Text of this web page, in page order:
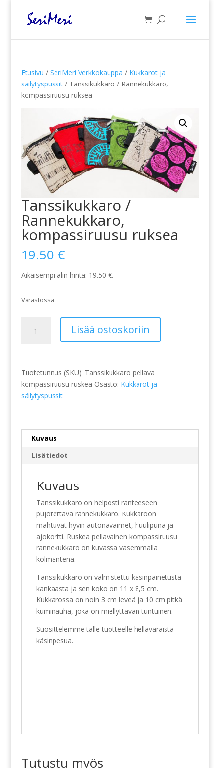
Etusivu / SeriMeri Verkkokauppa / Kukkarot ja
säilytyspussit/ Tanssikukkaro / Rannekukkaro,
kompassiruusu ruksea
Tanssikukkaro /
Rannekukkaro,
kompassiruusu ruksea
19.50 €
Aikaisempi alin hinta: 19.50 €.
Varastossa
Rannekukkaro,
Lisää ostoskoriin
Tuotetunnus (SKU): Tanssikukkaro pellava
kompassiruusu ruskea Osasto: Kukkarot ja
säilytyspussit
Kuvaus
Lisätiedot
Kuvaus
Tanssikukkaro on helposti ranteeseen
pujotettava rannekukkaro. Kukkaroon
mahtuvat hyvin autonavaimet, huulipuna ja
ajokortti. Ruskea pellavainen kompassiruusu
rannekukkaro on kuvassa vasemmalla
kolmantena.
Tanssikukkaro on valmistettu käsinpainetusta
kankaasta ja sen koko on 11 x 8,5 cm.
Kukkarossa on noin 3 cm leveä ja 10 cm pitkä
kuminauha, joka on miellyttävän tuntuinen.
Suosittelemme tälle tuotteelle hellävaraista
käsinpesua.
Tutustu myös